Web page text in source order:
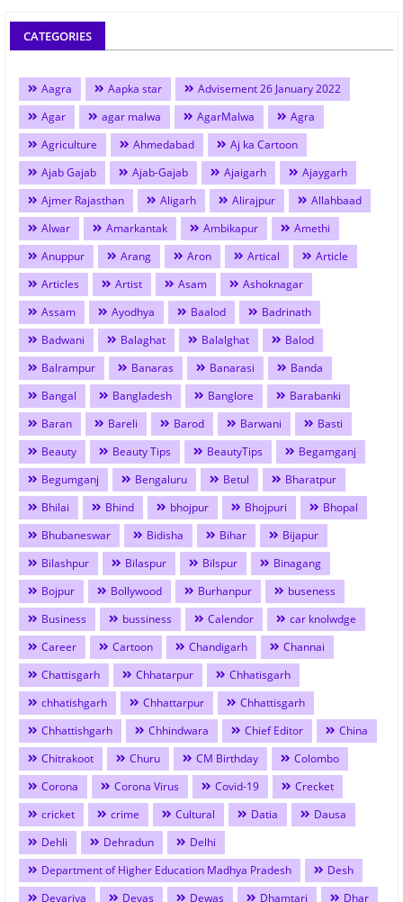
CATEGORIES
Aagra Aapka star
Advisement 26 January 2022
Agar
agar malwa AgarMalwa
Agra
Agriculture
Ahmedabad
Aj ka Cartoon
Ajab Gajab
Ajab-Gajab Ajaigarh
Ajaygarh
Ajmer Rajasthan
Aligarh Alirajpur
Allahbaad
Alwar
Amarkantak Ambikapur
Amethi
Anuppur
Arang Aron Artical
Article
Articles
Artist Asam
Ashoknagar
Assam
Ayodhya Baalod
Badrinath
Badwani
Balaghat Balalghat
Balod
Balrampur
Banaras Banarasi
Banda
Bangal
Bangladesh Banglore
Barabanki
Baran
Bareli Barod Barwani
Basti
Beauty
Beauty Tips BeautyTips
Begamganj
Begumganj
Bengaluru Betul
Bharatpur
Bhilai
Bhind bhojpur Bhojpuri
Bhopal
Bhubaneswar
Bidisha Bihar
Bijapur
Bilashpur
Bilaspur Bilspur
Binagang
Bojpur
Bollywood Burhanpur
buseness
Business
bussiness Calendor
car knolwdge
Career
Cartoon Chandigarh
Channai
Chattisgarh
Chhatarpur
Chhatisgarh
chhatishgarh
Chhattarpur
Chhattisgarh
Chhattishgarh
Chhindwara Chief Editor
China
Chitrakoot
Churu CM Birthday
Colombo
Corona
Corona Virus Covid-19
Crecket
cricket
crime Cultural Datia
Dausa
Dehli
Dehradun
Delhi
Department of Higher Education Madhya Pradesh
Desh
Devariya
Devas Dewas Dhamtari Dhar